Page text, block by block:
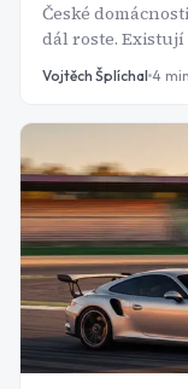
České
dál roste.
bludného kruhu
Vojtěch Šplíchal 4